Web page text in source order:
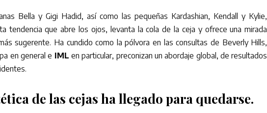
Bella y Gigi Hadid, así como las pequeñas Kardashian, Kendall y Kylie,
tendencia que abre los ojos, levanta la cola de la ceja y ofrece una mirada
sugerente. Ha cundido como la pólvora en las consultas de Beverly Hills,
en general e IML en particular, preconizan un abordaje global, de resultados
de las cejas ha llegado para quedarse.